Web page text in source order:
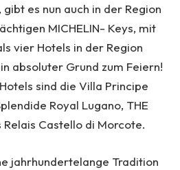
es nun auch in der Region
MICHELIN- Keys, mit
vier Hotels in der Region
absoluter Grund zum Feiern!
sind die Villa Principe
Royal Lugano, THE
Relais Castello di Morcote.
jahrhundertelange Tradition